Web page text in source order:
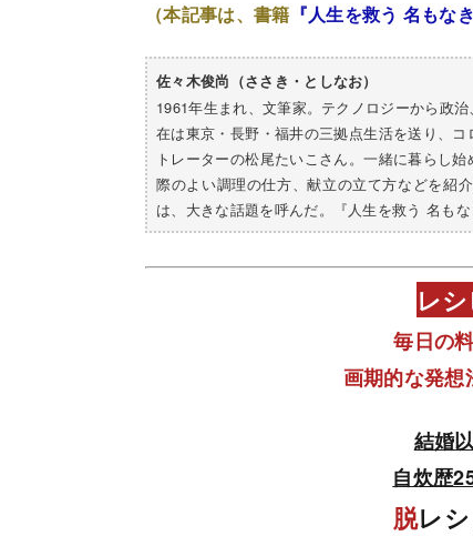
（本記事は、書籍 『人生を救う 名もな
佐々木俊尚（ささき・としなお）
1961年生まれ、文筆家。テクノロジーから政
在は東京・長野・福井の三拠点生活を送り、
トレーターの松尾たいこさん。一緒に暮らし
際のよい調理の仕方、献立の立て方などを紹
は、大きな話題を呼んだ。『人生を救う 名も
レ
毎日の
画期的な発想
結婚
自炊歴
脱レ